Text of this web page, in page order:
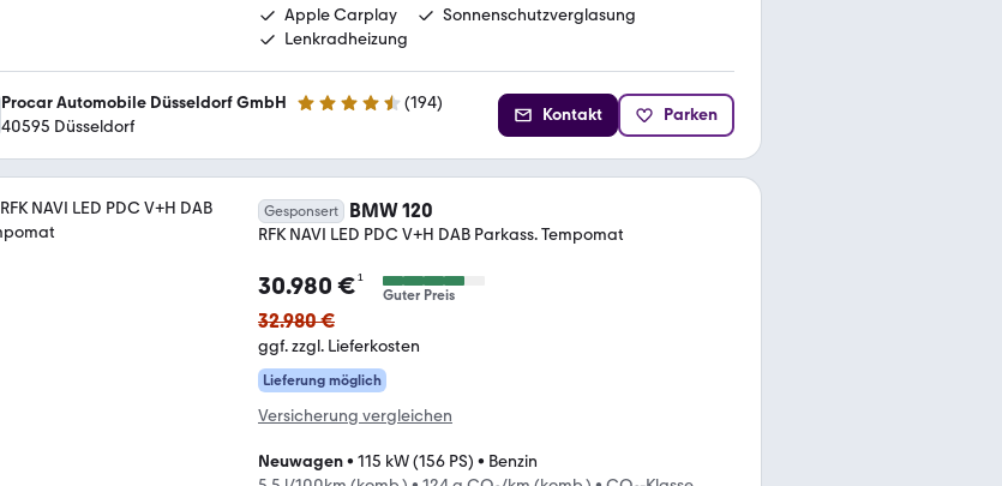
Apple Carplay
Sonnenschutzverglasung
Lenkradheizung
Procar Automobile Düsseldorf GmbH 4.7 Sterne (194)
40595 Düsseldorf
Kontakt Parken
Gesponsert BMW 120
RFK NAVI LED PDC V+H DAB Parkass. Tempomat
30.980 €¹
Guter Preis
32.980 €
ggf. zzgl. Lieferkosten
Lieferung möglich
Versicherung vergleichen
Neuwagen• 115 kW (156 PS) • Benzin